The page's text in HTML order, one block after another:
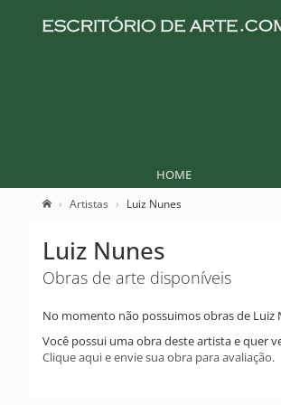
HOME
Artistas Luiz Nunes
Luiz Nunes
Obras de arte disponíveis
No momento não possuimos obras de Luiz
Você possui uma obra deste artista e quer
Clique aqui e envie sua obra para avaliação.